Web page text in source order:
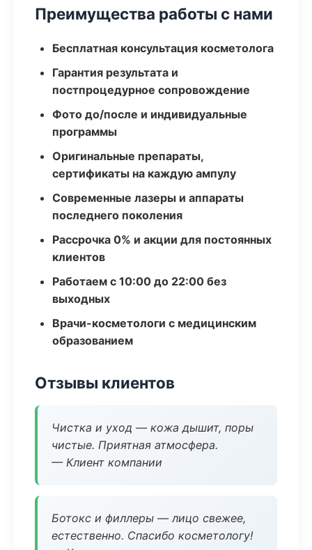
Преимущества работы с нами
Бесплатная консультация косметолога
Гарантия результата и
постпроцедурное сопровождение
Фото до/после и индивидуальные
программы
Оригинальные препараты,
сертификаты на каждую ампулу
Современные лазеры и аппараты
последнего поколения
Рассрочка 0% и акции для постоянных
клиентов
Работаем с 10:00 до 22:00 без
выходных
Врачи-косметологи с медицинским
образованием
Отзывы клиентов
Чистка и уход — кожа дышит, поры
чистые. Приятная атмосфера.
— Клиент компании
Ботокс и филлеры — лицо свежее,
естественно. Спасибо косметологу!